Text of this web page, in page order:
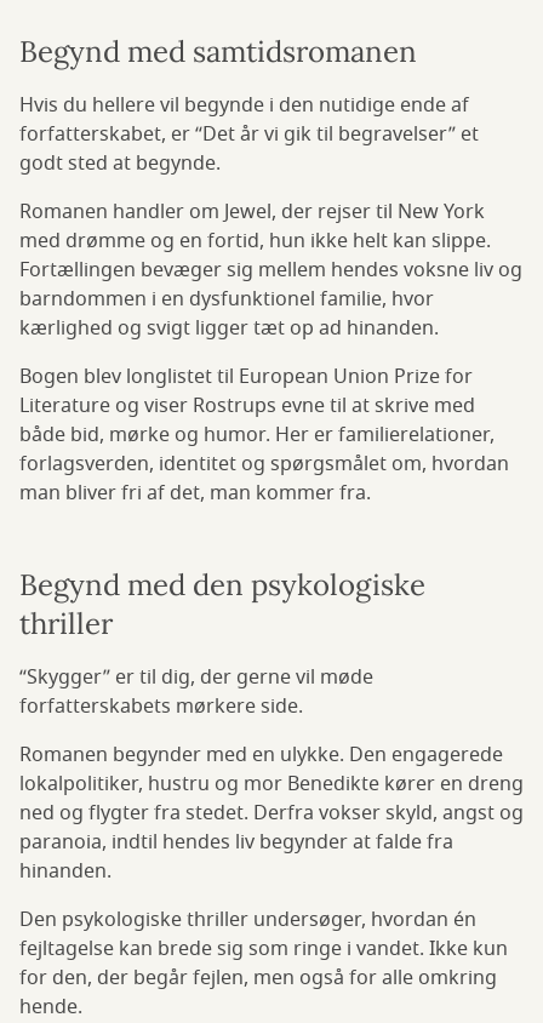
Begynd med samtidsromanen
Hvis du hellere vil begynde i den nutidige ende af
forfatterskabet, er “Det år vi gik til begravelser” et
godt sted at begynde.
Romanen handler om Jewel, der rejser til New York
med drømme og en fortid, hun ikke helt kan slippe.
Fortællingen bevæger sig mellem hendes voksne liv og
barndommen i en dysfunktionel familie, hvor
kærlighed og svigt ligger tæt op ad hinanden.
Bogen blev longlistet til European Union Prize for
Literature og viser Rostrups evne til at skrive med
både bid, mørke og humor. Her er familierelationer,
forlagsverden, identitet og spørgsmålet om, hvordan
man bliver fri af det, man kommer fra.
Begynd med den psykologiske
thriller
“Skygger” er til dig, der gerne vil møde
forfatterskabets mørkere side.
Romanen begynder med en ulykke. Den engagerede
lokalpolitiker, hustru og mor Benedikte kører en dreng
ned og flygter fra stedet. Derfra vokser skyld, angst og
paranoia, indtil hendes liv begynder at falde fra
hinanden.
Den psykologiske thriller undersøger, hvordan én
fejltagelse kan brede sig som ringe i vandet. Ikke kun
for den, der begår fejlen, men også for alle omkring
hende.